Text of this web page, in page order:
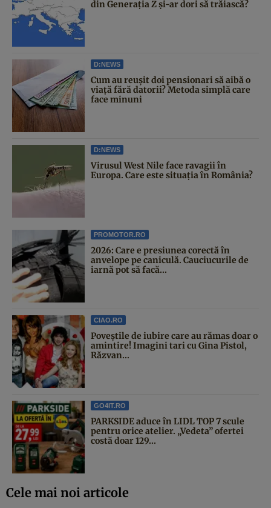
din Generația Z și-ar dori să trăiască?
D:NEWS
Cum au reușit doi pensionari să aibă o
viață fără datorii? Metoda simplă care
face minuni
D:NEWS
Virusul West Nile face ravagii în
Europa. Care este situația în România?
PROMOTOR.RO
2026: Care e presiunea corectă în
anvelope pe caniculă. Cauciucurile de
iarnă pot să facă...
CIAO.RO
Poveştile de iubire care au rămas doar o
amintire! Imagini tari cu Gina Pistol,
Răzvan...
GO4IT.RO
PARKSIDE aduce în LIDL TOP 7 scule
pentru orice atelier. „Vedeta” ofertei
costă doar 129...
Cele mai noi articole